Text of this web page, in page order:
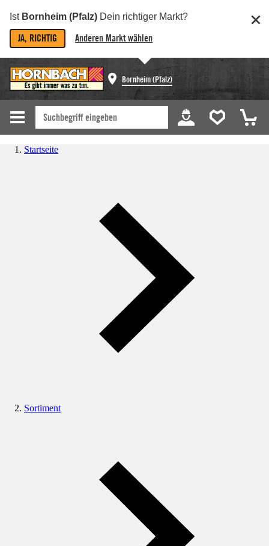
Ist Bornheim (Pfalz) Dein richtiger Markt?
JA, RICHTIG Anderen Markt wählen
Bornheim (Pfalz)
Startseite
Sortiment